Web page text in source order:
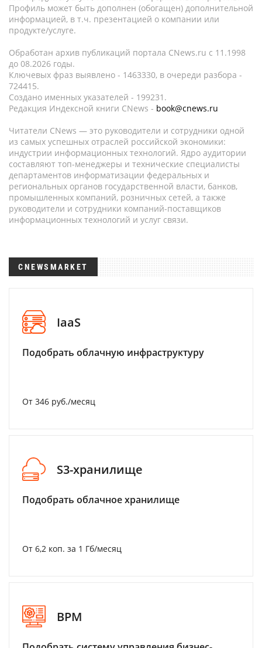
Профиль может быть дополнен (обогащен) дополнительной
информацией, в т.ч. презентацией о компании или
продукте/услуге.
Обработан архив публикаций портала CNews.ru c 11.1998
до 08.2026 годы.
Ключевых фраз выявлено - 1463330, в очереди разбора -
724415.
Создано именных указателей - 199231.
Редакция Индексной книги CNews - book@cnews.ru
Читатели CNews — это руководители и сотрудники одной
из самых успешных отраслей российской экономики:
индустрии информационных технологий. Ядро аудитории
составляют топ-менеджеры и технические специалисты
департаментов информатизации федеральных и
региональных органов государственной власти, банков,
промышленных компаний, розничных сетей, а также
руководители и сотрудники компаний-поставщиков
информационных технологий и услуг связи.
CNEWSMARKET
IaaS
Подобрать облачную инфраструктуру
От 346 руб./месяц
S3-хранилище
Подобрать облачное хранилище
От 6,2 коп. за 1 Гб/месяц
BPM